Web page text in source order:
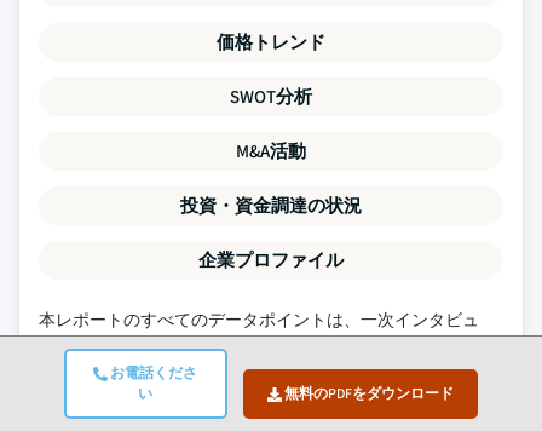
お電話くださ
い
無料のPDFをダウンロード
価格トレンド
SWOT分析
M&A活動
投資・資金調達の状況
企業プロファイル
本レポートのすべてのデータポイントは、一次インタビュ
ー、真のボトムアップモデリング、および厳密なクロスチェ
ックによって検証されています。
当社のリサーチプロセスに
ついて設明を読む →